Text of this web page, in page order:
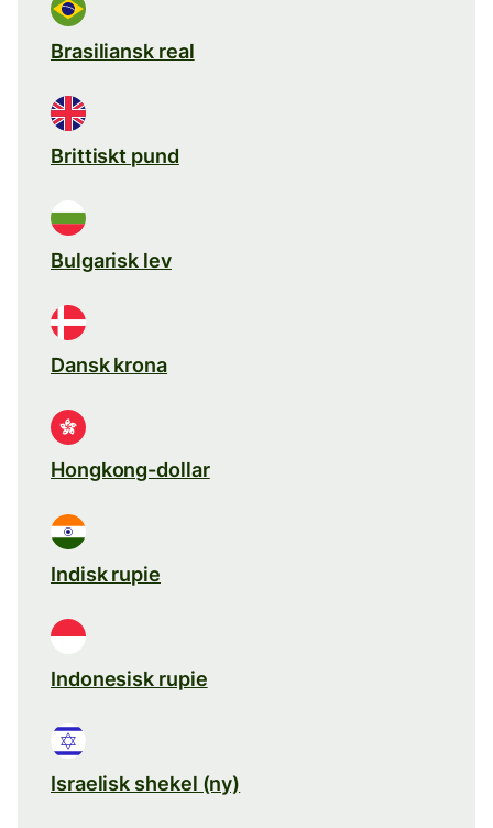
Brasiliansk real
Brittiskt pund
Bulgarisk lev
Dansk krona
Hongkong-dollar
Indisk rupie
Indonesisk rupie
Israelisk shekel (ny)